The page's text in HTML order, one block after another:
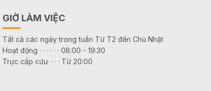
GIỜ LÀM VIỆC
Tất cả các ngày trong tuần Từ T2 đến Chủ Nhật
Hoạt động · · · · · · 08:00 - 19:30
Trực cấp cứu· · · · Từ 20:00